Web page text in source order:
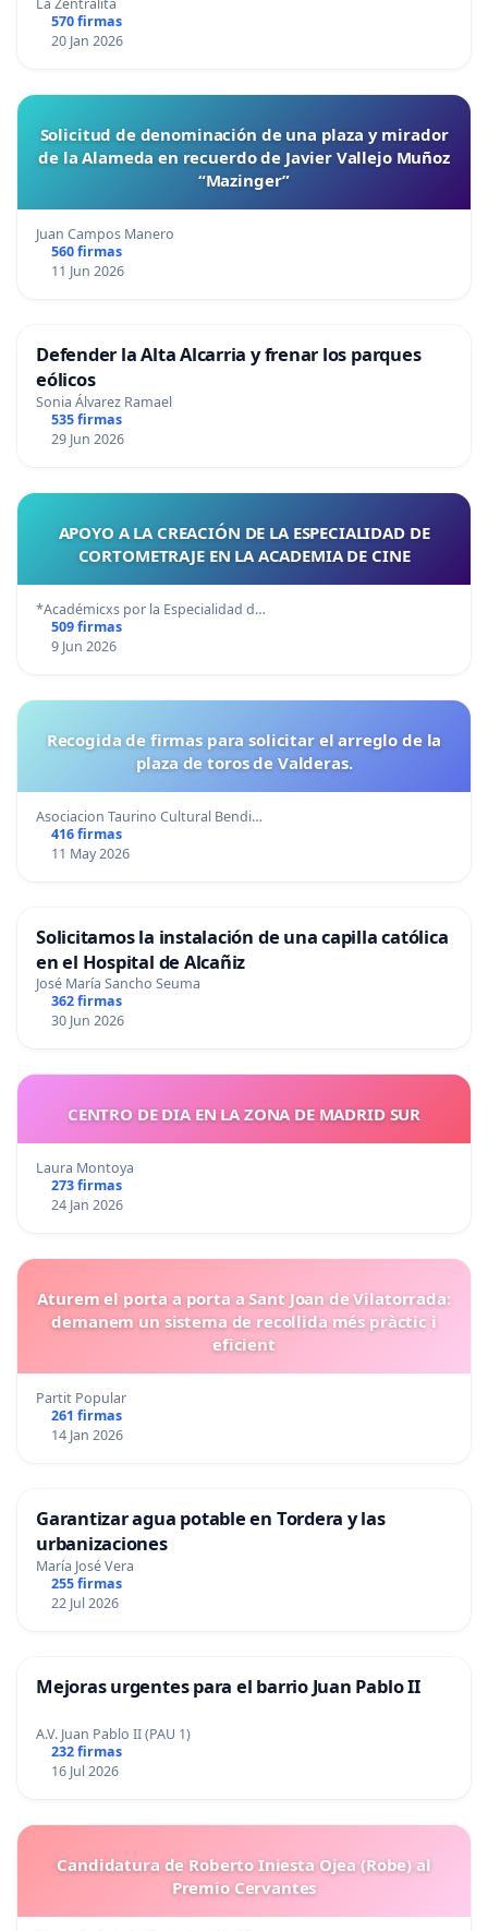
570 firmas
20 Jan 2026
Solicitud de denominación de una plaza y mirador
de la Alameda en recuerdo de Javier Vallejo Muñoz
“Mazinger”
Juan Campos Manero
560 firmas
11 Jun 2026
Defender la Alta Alcarria y frenar los parques
eólicos
Sonia Álvarez Ramael
535 firmas
29 Jun 2026
APOYO A LA CREACIÓN DE LA ESPECIALIDAD DE
CORTOMETRAJE EN LA ACADEMIA DE CINE
*Académicxs por la Especialidad d…
509 firmas
9 Jun 2026
Recogida de firmas para solicitar el arreglo de la
plaza de toros de Valderas.
Asociacion Taurino Cultural Bendi…
416 firmas
11 May 2026
Solicitamos la instalación de una capilla católica
en el Hospital de Alcañiz
José María Sancho Seuma
362 firmas
30 Jun 2026
CENTRO DE DIA EN LA ZONA DE MADRID SUR
Laura Montoya
273 firmas
24 Jan 2026
Aturem el porta a porta a Sant Joan de Vilatorrada:
demanem un sistema de recollida més pràctic i
eficient
Partit Popular
261 firmas
14 Jan 2026
Garantizar agua potable en Tordera y las
urbanizaciones
María José Vera
255 firmas
22 Jul 2026
Mejoras urgentes para el barrio Juan Pablo II
A.V. Juan Pablo II (PAU 1)
232 firmas
16 Jul 2026
Candidatura de Roberto Iniesta Ojea (Robe) al
Premio Cervantes